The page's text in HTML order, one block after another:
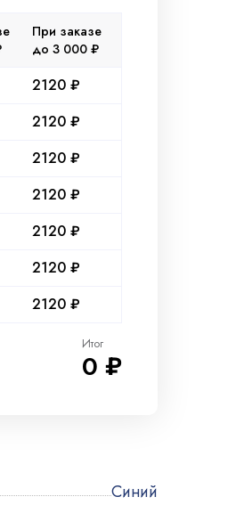
При заказе
до 3 000 ₽
2120 ₽
2120 ₽
2120 ₽
2120 ₽
2120 ₽
2120 ₽
2120 ₽
Итог
0 ₽
Синий